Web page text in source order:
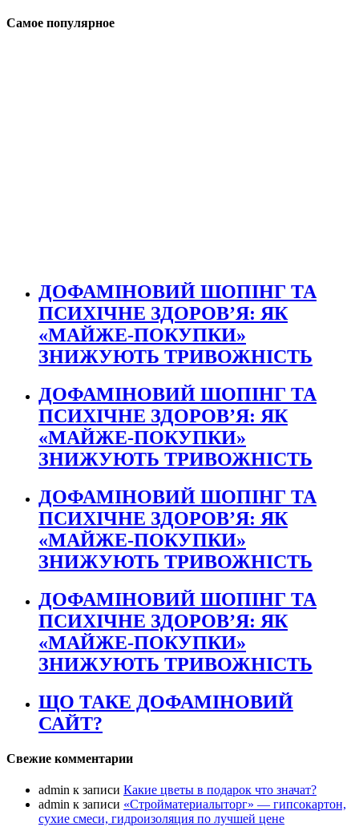
Самое популярное
ДОФАМІНОВИЙ ШОПІНГ ТА
ПСИХІЧНЕ ЗДОРОВ’Я: ЯК
«МАЙЖЕ-ПОКУПКИ»
ЗНИЖУЮТЬ ТРИВОЖНІСТЬ
ДОФАМІНОВИЙ ШОПІНГ ТА
ПСИХІЧНЕ ЗДОРОВ’Я: ЯК
«МАЙЖЕ-ПОКУПКИ»
ЗНИЖУЮТЬ ТРИВОЖНІСТЬ
ДОФАМІНОВИЙ ШОПІНГ ТА
ПСИХІЧНЕ ЗДОРОВ’Я: ЯК
«МАЙЖЕ-ПОКУПКИ»
ЗНИЖУЮТЬ ТРИВОЖНІСТЬ
ДОФАМІНОВИЙ ШОПІНГ ТА
ПСИХІЧНЕ ЗДОРОВ’Я: ЯК
«МАЙЖЕ-ПОКУПКИ»
ЗНИЖУЮТЬ ТРИВОЖНІСТЬ
ЩО ТАКЕ ДОФАМІНОВИЙ
САЙТ?
Свежие комментарии
admin к записи Какие цветы в подарок что значат?
admin к записи «Стройматериалыторг» — гипсокартон,
сухие смеси, гидроизоляция по лучшей цене